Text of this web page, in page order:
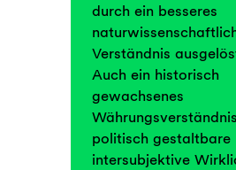
durch ein besseres
Verständnis
Auch ein historisch
gewachsenes
politisch gestaltbare
intersubjektive